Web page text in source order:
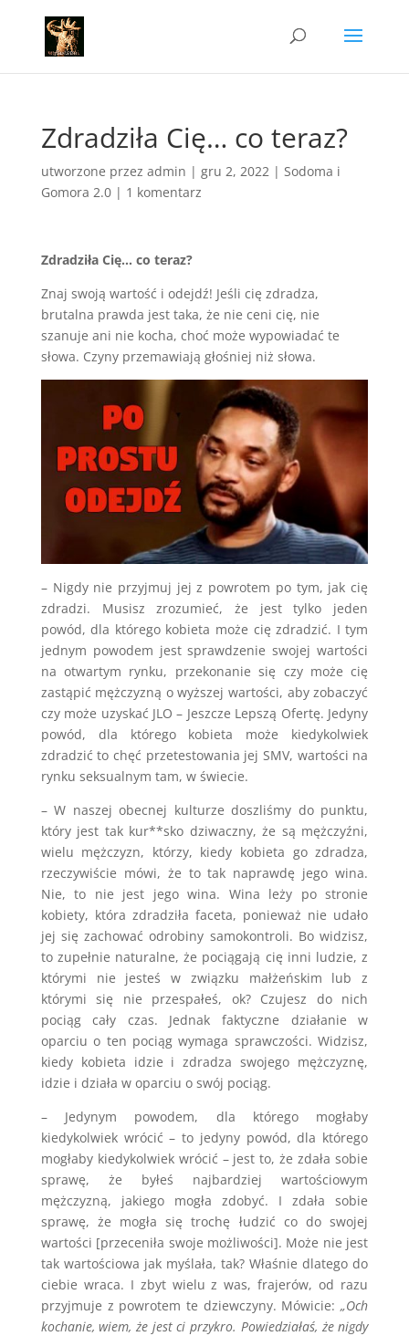
Zdradziła Cię… co teraz?
utworzone przez admin | gru 2, 2022| Sodoma i
Gomora 2.0| 1 komentarz
Zdradziła Cię… co teraz?
Znaj swoją wartość i odejdź! Jeśli cię zdradza,
brutalna prawda jest taka, że nie ceni cię, nie
szanuje ani nie kocha, choć może wypowiadać te
słowa. Czyny przemawiają głośniej niż słowa.
– Nigdy nie przyjmuj jej z powrotem po tym, jak cię
zdradzi. Musisz zrozumieć, że jest tylko jeden
powód, dla którego kobieta może cię zdradzić. I tym
jednym powodem jest sprawdzenie swojej wartości
na otwartym rynku, przekonanie się czy może cię
zastąpić mężczyzną o wyższej wartości, aby zobaczyć
czy może uzyskać JLO – Jeszcze Lepszą Ofertę. Jedyny
powód, dla którego kobieta może kiedykolwiek
zdradzić to chęć przetestowania jej SMV, wartości na
rynku seksualnym tam, w świecie.
– W naszej obecnej kulturze doszliśmy do punktu,
który jest tak kur**sko dziwaczny, że są mężczyźni,
wielu mężczyzn, którzy, kiedy kobieta go zdradza,
rzeczywiście mówi, że to tak naprawdę jego wina.
Nie, to nie jest jego wina. Wina leży po stronie
kobiety, która zdradziła faceta, ponieważ nie udało
jej się zachować odrobiny samokontroli. Bo widzisz,
to zupełnie naturalne, że pociągają cię inni ludzie, z
którymi nie jesteś w związku małżeńskim lub z
którymi się nie przespałeś, ok? Czujesz do nich
pociąg cały czas. Jednak faktyczne działanie w
oparciu o ten pociąg wymaga sprawczości. Widzisz,
kiedy kobieta idzie i zdradza swojego mężczyznę,
idzie i działa w oparciu o swój pociąg.
– Jedynym powodem, dla którego mogłaby
kiedykolwiek wrócić – to jedyny powód, dla którego
mogłaby kiedykolwiek wrócić – jest to, że zdała sobie
sprawę, że byłeś najbardziej wartościowym
mężczyzną, jakiego mogła zdobyć. I zdała sobie
sprawę, że mogła się trochę łudzić co do swojej
wartości [przeceniła swoje możliwości]. Może nie jest
tak wartościowa jak myślała, tak? Właśnie dlatego do
ciebie wraca. I zbyt wielu z was, frajerów, od razu
przyjmuje z powrotem te dziewczyny. Mówicie:„Och
kochanie, wiem, że jest ci przykro. Powiedziałaś, że nigdy